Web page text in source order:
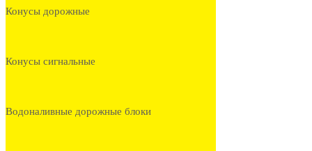
Конусы дорожные
Конусы сигнальные
Водоналивные дорожные блоки